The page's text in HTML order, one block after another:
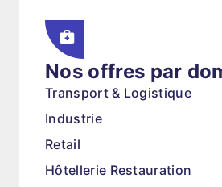
Nos offres par
Transport & Logistique
Industrie
Retail
Hôtellerie Restauration